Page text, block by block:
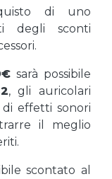
di uno
degli sconti
sarà possibile
, gli auricolari
effetti sonori
il meglio
scontato al